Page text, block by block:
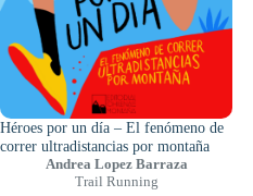
Héroes por un día – El fenómeno de
correr ultradistancias por montaña
Andrea Lopez Barraza
Trail Running